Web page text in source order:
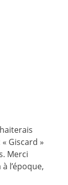
Giscard »
Merci
l’époque,